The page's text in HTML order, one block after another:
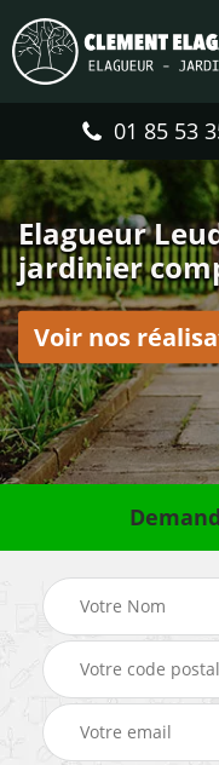
01 85 53
Elagueur
jardinier
Voir nos